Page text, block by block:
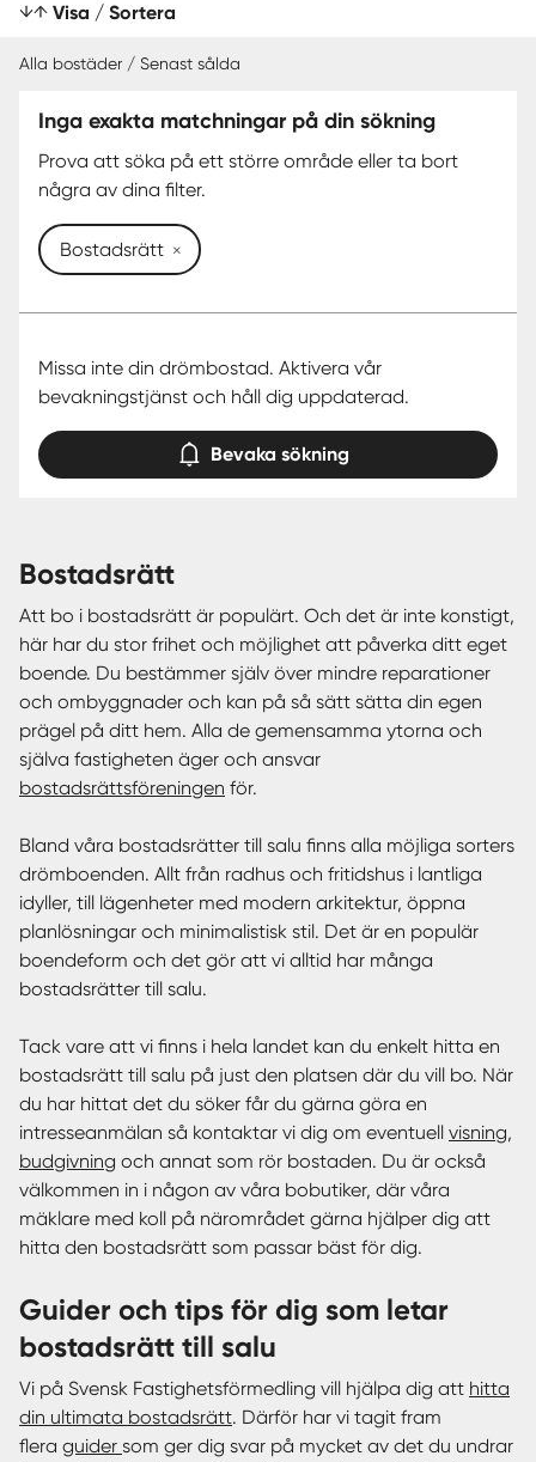
Visa / Sortera
SENAST SÅLDA
Alla bostäder / Senast sålda
Inga exakta matchningar på din sökning
Prova att söka på ett större område eller ta bort
några av dina filter.
Bostadsrätt
Missa inte din drömbostad. Aktivera vår
bevakningstjänst och håll dig uppdaterad.
Bevaka sökning
bostadsrätt
Att bo i bostadsrätt är populärt. Och det är inte konstigt,
här har du stor frihet och möjlighet att påverka ditt eget
boende. Du bestämmer själv över mindre reparationer
och ombyggnader och kan på så sätt sätta din egen
prägel på ditt hem. Alla de gemensamma ytorna och
själva fastigheten äger och ansvar
bostadsrättsföreningen för.
Bland våra bostadsrätter till salu finns alla möjliga sorters
drömboenden. Allt från radhus och fritidshus i lantliga
idyller, till lägenheter med modern arkitektur, öppna
planlösningar och minimalistisk stil. Det är en populär
boendeform och det gör att vi alltid har många
bostadsrätter till salu.
Tack vare att vi finns i hela landet kan du enkelt hitta en
bostadsrätt till salu på just den platsen där du vill bo. När
du har hittat det du söker får du gärna göra en
intresseanmälan så kontaktar vi dig om eventuell visning,
budgivning och annat som rör bostaden. Du är också
välkommen in i någon av våra bobutiker, där våra
mäklare med koll på närområdet gärna hjälper dig att
hitta den bostadsrätt som passar bäst för dig.
Guider och tips för dig som letar
bostadsrätt till salu
Vi på Svensk Fastighetsförmedling vill hjälpa dig att hitta
din ultimata bostadsrätt. Därför har vi tagit fram
flera guider som ger dig svar på mycket av det du undrar